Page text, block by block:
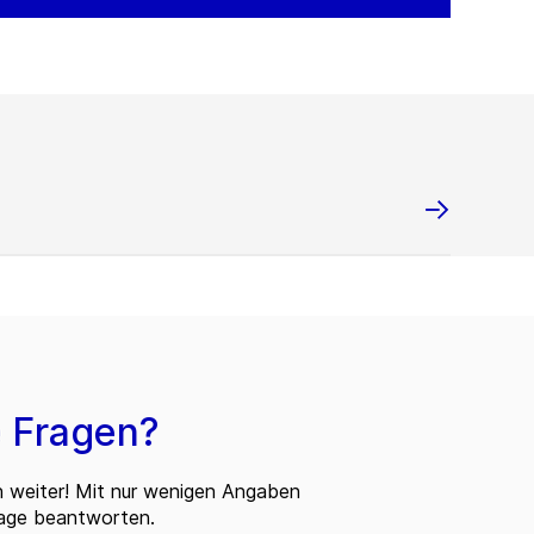
Fragen?
weiter! Mit nur wenigen Angaben
beantworten.